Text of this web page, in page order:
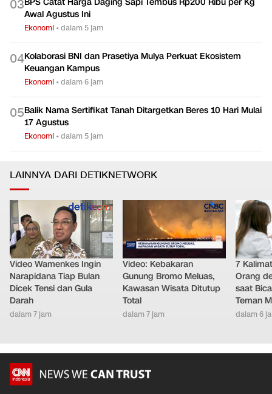
03BPS Catat Harga Daging Sapi Tembus Rp200 Ribu per Kg
Awal Agustus Ini
Ekonomi •dalam 5 jam
04Kolaborasi BNI dan Prasetiya Mulya Perkuat Ekosistem
Keuangan Kampus
Ekonomi •dalam 6 jam
05Balik Nama Sertifikat Tanah Ditargetkan Beres 10 Hari Mulai
17 Agustus
Ekonomi •dalam 5 jam
LAINNYA DARI DETIKNETWORK
Video Wamenkes Ingin
Narapidana Tiap Bulan
Dicek Tensi dan Gula
Darah
dalam 7 jam
Video: Kebakaran
Gunung Bromo Meluas,
Kawasan Wisata Ditutup
Total
dalam 7 jam
7
Orang
saat
Teman
dalam 6